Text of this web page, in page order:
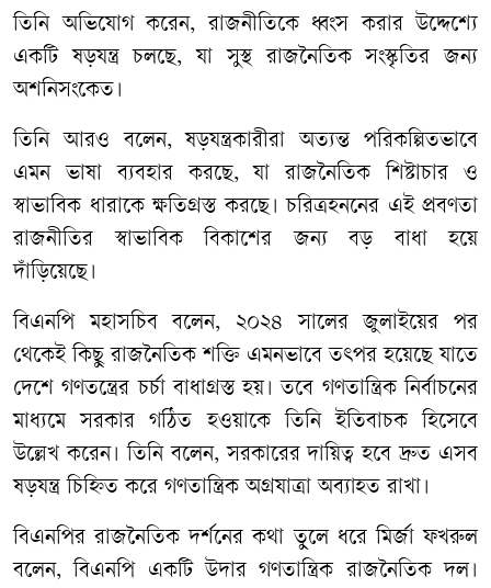
তিনি অভিযোগ করেন, রাজনীতিকে ধ্বংস করার উদ্দেশ্যে
একটি ষড়যন্ত্র চলছে, যা সুস্থ রাজনৈতিক সংস্কৃতির জন্য
অশনিসংকেত।
তিনি আরও বলেন, ষড়যন্ত্রকারীরা অত্যন্ত পরিকল্পিতভাবে
এমন ভাষা ব্যবহার করছে, যা রাজনৈতিক শিষ্টাচার ও
স্বাভাবিক ধারাকে ক্ষতিগ্রস্ত করছে। চরিত্রহননের এই প্রবণতা
রাজনীতির স্বাভাবিক বিকাশের জন্য বড় বাধা হয়ে
দাঁড়িয়েছে।
বিএনপি মহাসচিব বলেন, ২০২৪ সালের জুলাইয়ের পর
থেকেই কিছু রাজনৈতিক শক্তি এমনভাবে তৎপর হয়েছে যাতে
দেশে গণতন্ত্রের চর্চা বাধাগ্রস্ত হয়। তবে গণতান্ত্রিক নির্বাচনের
মাধ্যমে সরকার গঠিত হওয়াকে তিনি ইতিবাচক হিসেবে
উল্লেখ করেন। তিনি বলেন, সরকারের দায়িত্ব হবে দ্রুত এসব
ষড়যন্ত্র চিহ্নিত করে গণতান্ত্রিক অগ্রযাত্রা অব্যাহত রাখা।
বিএনপির রাজনৈতিক দর্শনের কথা তুলে ধরে মির্জা ফখরুল
বলেন, বিএনপি একটি উদার গণতান্ত্রিক রাজনৈতিক দল।